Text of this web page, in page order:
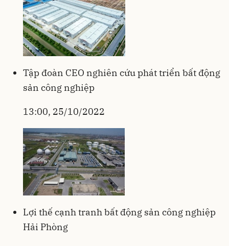
Tập đoàn CEO nghiên cứu phát triển bất động
sản công nghiệp
13:00, 25/10/2022
Lợi thế cạnh tranh bất động sản công nghiệp
Hải Phòng